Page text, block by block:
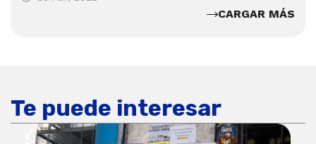
CARGAR MÁS
Te puede interesar